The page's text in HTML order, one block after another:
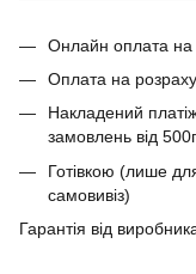
Онлайн оплата на
Оплата на
Накладений
замовлень від
Готівкою (лише
самовивіз)
Гарантія від